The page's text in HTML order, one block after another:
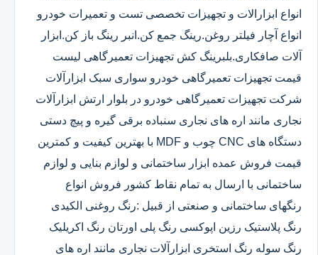
انواع ابزارالات و تجهیزات تخصصی تست و تعمیرات خودرو
انواع آچار فیلتر روغن.رینگ جمع کن.انبر رینگ باز کن.ابزار
آلات صافکاری.بلبرینگ کش تجهیزات تعمیرگاهی لیست
قیمت تجهیزات تعمیرگاهی خودرو سواری سبک ابزارآلات
شرکت تجهیزات تعمیرگاهی خودرو در بلوار ارتش ابزارآلات
نجاری مانند اره های نجاری سنباده برقی گیره و پیچ دستی
دستگاه های CNC چوب و MDF با بهترین کیفیت و کمترین
قیمت فروش عمده ابزار ساختمانی و لوازم بنایی و لوازم
ساختمانی با ارسال به تمام نقاط کشور فروش انواع
رنگهای ساختمانی و صنعتی از قبیل :رنگ روغنی الکیدی
رنگ پلاستیک رزین اپوکسی رنگ پلی اورتان رنگ اکریلیک
رنگ سوله رنگ استخری ابزارآلات نجاری مانند اره های